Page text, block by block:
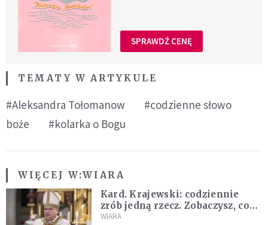
SPRAWDŹ CENĘ
TEMATY W ARTYKULE
#Aleksandra Tołomanow
#codzienne słowo
boże
#kolarka o Bogu
WIĘCEJ W:WIARA
Kard. Krajewski: codziennie
zrób jedną rzecz. Zobaczysz, co
stanie się z twoim życiem
WIARA